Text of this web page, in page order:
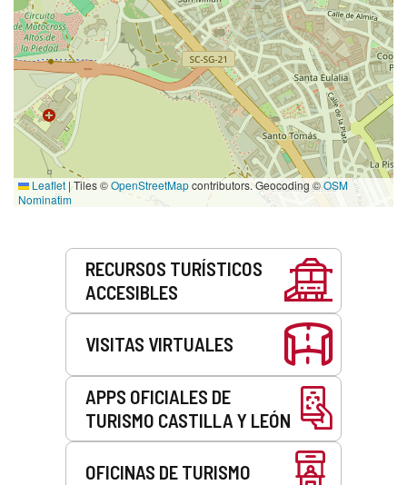
Leaflet |Tiles ©OpenStreetMapcontributors. Geocoding ©OSM
Nominatim
RECURSOS TURÍSTICOS
ACCESIBLES
VISITAS VIRTUALES
APPS OFICIALES DE
TURISMO CASTILLA Y LEÓN
OFICINAS DE TURISMO